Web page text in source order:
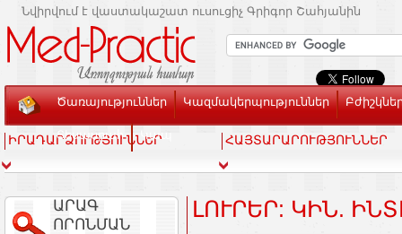
Նվիրվում է վաստակաշատ ուսուցիչ Գրիգոր Շահյանին
Ծառայություններ Կազմակերպություններ
Տեսասրահ Կապ
ԻՐԱԴԱՐՁՈՒԹՅՈՒՆՆԵՐ ՀԱՅՏԱՐԱՐՈՒԹՅՈՒՆՆԵՐ
ԱՐԱԳ
ՈՐՈՆՄԱՆ
ԼՈՒՐԵՐ: ԿԻՆ.